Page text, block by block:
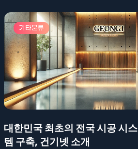
기타분류
대한민국 최초의 전국 시공 시스
템 구축, 건기넷 소개